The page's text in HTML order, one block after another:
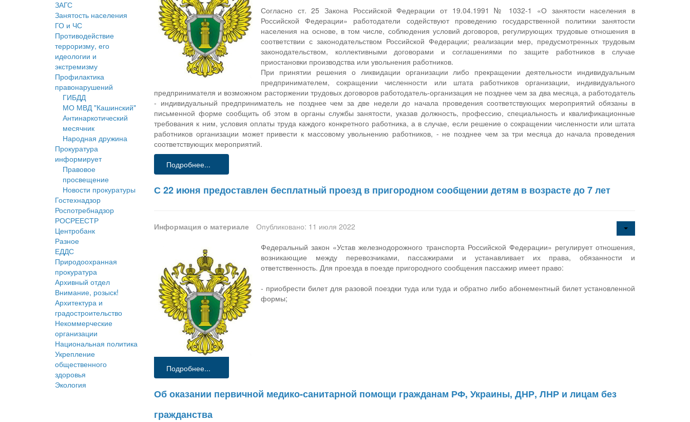
ЗАГС
Занятость населения
ГО и ЧС
Противодействие
терроризму, его
идеологии и
экстремизму
Профилактика
правонарушений
ГИБДД
МО МВД "Кашинский"
Антинаркотический
месячник
Народная дружина
Прокуратура
информирует
Правовое
просвещение
Новости прокуратуры
Гостехнадзор
Роспотребнадзор
РОСРЕЕСТР
Центробанк
Разное
ЕДДС
Природоохранная
прокуратура
Архивный отдел
Внимание, розыск!
Архитектура и
градостроительство
Некоммерческие
организации
Национальная политика
Укрепление
общественного
здоровья
Экология
Согласно ст. 25 Закона Российской Федерации от 19.04.1991 № 1032-1 «О занятости населения в
Российской Федерации» работодатели содействуют проведению государственной политики занятости
населения на основе, в том числе, соблюдения условий договоров, регулирующих трудовые отношения в
соответствии с законодательством Российской Федерации; реализации мер, предусмотренных трудовым
законодательством, коллективными договорами и соглашениями по защите работников в случае
приостановки производства или увольнения работников.
При принятии решения о ликвидации организации либо прекращении деятельности индивидуальным
предпринимателем, сокращении численности или штата работников организации, индивидуального
предпринимателя и возможном расторжении трудовых договоров работодатель-организация не позднее чем за два месяца, а работодатель
- индивидуальный предприниматель не позднее чем за две недели до начала проведения соответствующих мероприятий обязаны в
письменной форме сообщить об этом в органы службы занятости, указав должность, профессию, специальность и квалификационные
требования к ним, условия оплаты труда каждого конкретного работника, а в случае, если решение о сокращении численности или штата
работников организации может привести к массовому увольнению работников, - не позднее чем за три месяца до начала проведения
соответствующих мероприятий.
Подробнее...
С 22 июня предоставлен бесплатный проезд в пригородном сообщении детям в возрасте до 7 лет
Информация о материале
Опубликовано: 11 июля 2022
Федеральный закон «Устав железнодорожного транспорта Российской Федерации» регулирует отношения,
возникающие между перевозчиками, пассажирами и устанавливает их права, обязанности и
ответственность. Для проезда в поезде пригородного сообщения пассажир имеет право:
- приобрести билет для разовой поездки туда или туда и обратно либо абонементный билет установленной
формы;
Подробнее...
Об оказании первичной медико-санитарной помощи гражданам РФ, Украины, ДНР, ЛНР и лицам без
гражданства